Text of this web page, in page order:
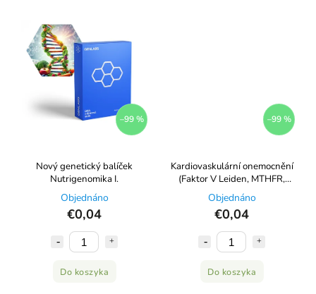
–99 %
Nový genetický balíček
Nutrigenomika I.
Objednáno
€0,04
Do koszyka
–99 %
Kardiovaskulární onemocnění
(Faktor V Leiden, MTHFR,
ApoE, ACE, PAI-I,
FXIII,eNOS3)
Objednáno
€0,04
Do koszyka